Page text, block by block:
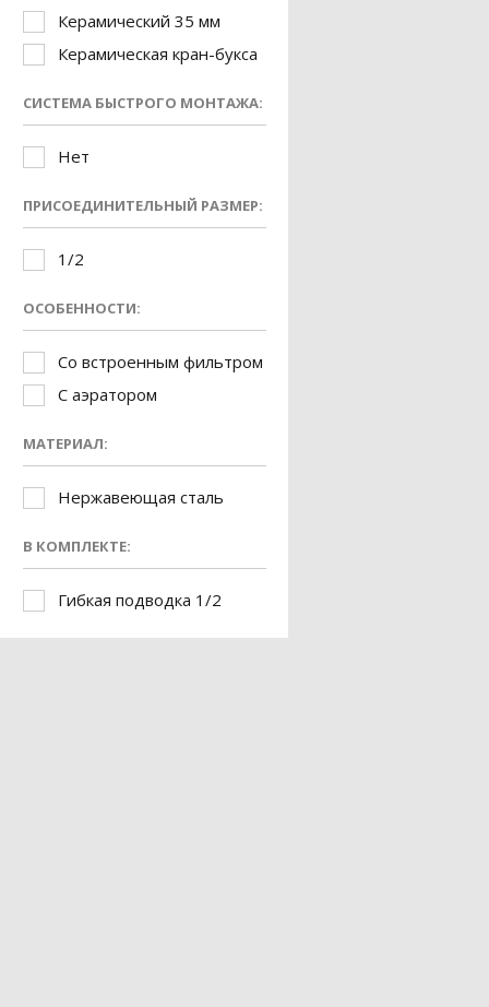
Керамический 35 мм
Керамическая кран-букса
СИСТЕМА БЫСТРОГО МОНТАЖА:
Нет
ПРИСОЕДИНИТЕЛЬНЫЙ РАЗМЕР:
1/2
ОСОБЕННОСТИ:
Со встроенным фильтром
С аэратором
МАТЕРИАЛ:
Нержавеющая сталь
В КОМПЛЕКТЕ:
Гибкая подводка 1/2